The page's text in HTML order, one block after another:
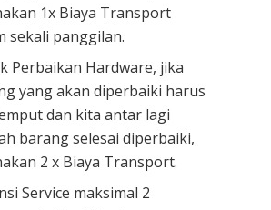
1x Biaya Transport
sekali panggilan.
Perbaikan Hardware, jika
yang akan diperbaiki harus
dan kita antar lagi
barang selesai diperbaiki,
2 x Biaya Transport.
Service maksimal 2